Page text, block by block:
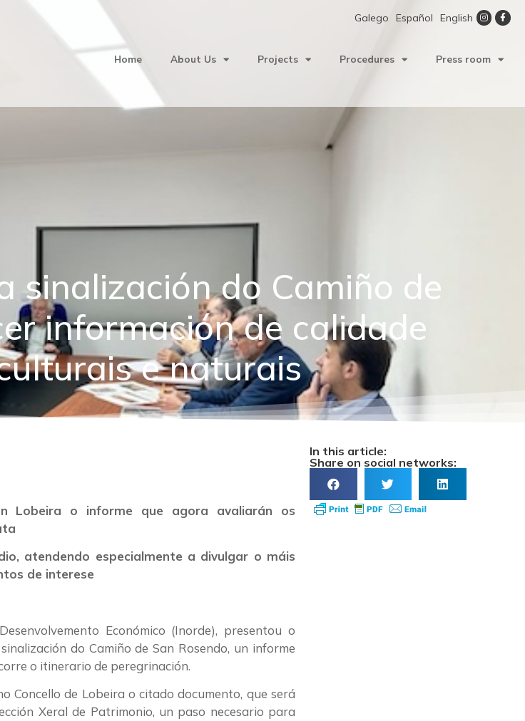
Galego Español English
Home About Us Projects Procedures Press room
sinalización do Camiño de
información de calidade
e naturais
Lobeira o informe que agora avaliarán os
atendendo especialmente a divulgar o máis
de interese
Económico (Inorde), presentou o
do Camiño de San Rosendo, un informe
o itinerario de peregrinación.
Concello de Lobeira o citado documento, que será
Xeral de Patrimonio, un paso necesario para
In this article:
Share on social networks: